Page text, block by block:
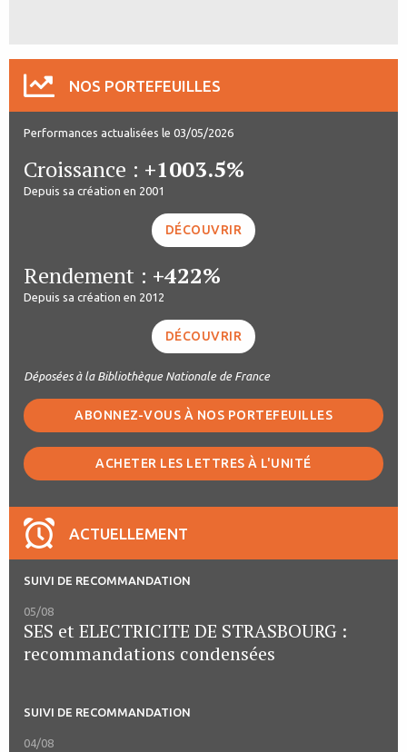
NOS PORTEFEUILLES
Performances actualisées le 03/05/2026
Croissance : +1003.5%
Depuis sa création en 2001
DÉCOUVRIR
Rendement : +422%
Depuis sa création en 2012
DÉCOUVRIR
Déposées à la Bibliothèque Nationale de France
ABONNEZ-VOUS À NOS PORTEFEUILLES
ACHETER LES LETTRES À L'UNITÉ
ACTUELLEMENT
SUIVI DE RECOMMANDATION
05/08
SES et ELECTRICITE DE STRASBOURG :
recommandations condensées
SUIVI DE RECOMMANDATION
04/08